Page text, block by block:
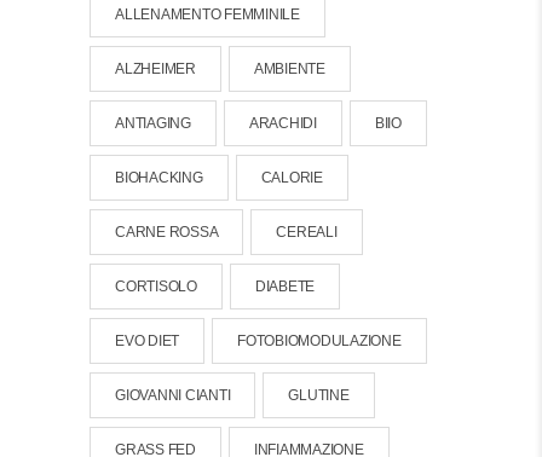
ALLENAMENTO FEMMINILE
ALZHEIMER AMBIENTE
ANTIAGING ARACHIDI BIIO
BIOHACKING CALORIE
CARNE ROSSA CEREALI
CORTISOLO DIABETE
EVO DIET FOTOBIOMODULAZIONE
GIOVANNI CIANTI GLUTINE
GRASS FED INFIAMMAZIONE